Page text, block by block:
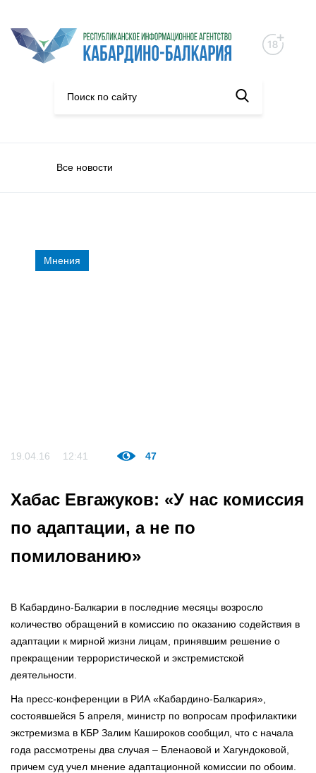
Все новости
Мнения
19.04.16 12:41 47
Хабас Евгажуков: «У нас комиссия
по адаптации, а не по
помилованию»
В Кабардино-Балкарии в последние месяцы возросло
количество обращений в комиссию по оказанию содействия в
адаптации к мирной жизни лицам, принявшим решение о
прекращении террористической и экстремистской
деятельности.
На пресс-конференции в РИА «Кабардино-Балкария»,
состоявшейся 5 апреля, министр по вопросам профилактики
экстремизма в КБР Залим Кашироков сообщил, что с начала
года рассмотрены два случая – Бленаовой и Хагундоковой,
причем суд учел мнение адаптационной комиссии по обоим.